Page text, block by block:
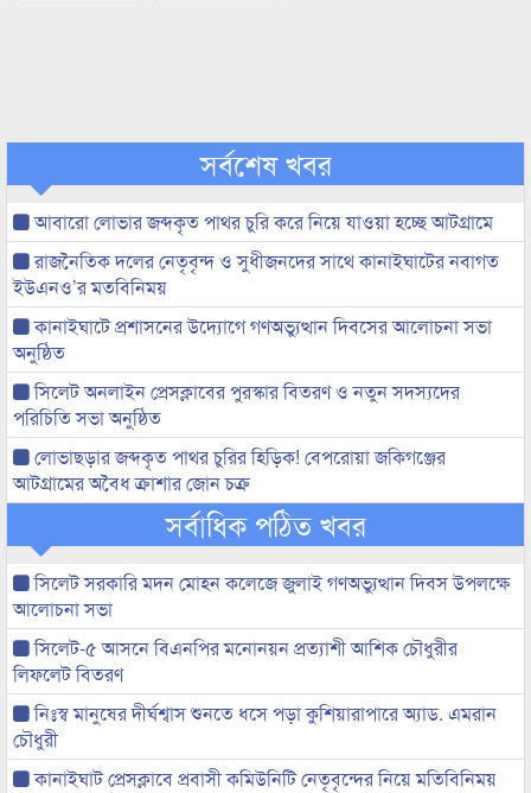
সর্বশেষ খবর
আবারো লোভার জব্দকৃত পাথর চুরি করে নিয়ে যাওয়া হচ্ছে আটগ্রামে
রাজনৈতিক দলের নেতৃবৃন্দ ও সুধীজনদের সাথে কানাইঘাটের নবাগত
ইউএনও’র মতবিনিময়
কানাইঘাটে প্রশাসনের উদ্যোগে গণঅভ্যুত্থান দিবসের আলোচনা সভা
অনুষ্ঠিত
সিলেট অনলাইন প্রেসক্লাবের পুরস্কার বিতরণ ও নতুন সদস্যদের
পরিচিতি সভা অনুষ্ঠিত
লোভাছড়ার জব্দকৃত পাথর চুরির হিড়িক! বেপরোয়া জকিগঞ্জের
আটগ্রামের অবৈধ ক্রাশার জোন চক্র
সর্বাধিক পঠিত খবর
সিলেট সরকারি মদন মোহন কলেজে জুলাই গণঅভ্যুত্থান দিবস উপলক্ষে
আলোচনা সভা
সিলেট-৫ আসনে বিএনপির মনোনয়ন প্রত্যাশী আশিক চৌধুরীর
লিফলেট বিতরণ
নিঃস্ব মানুষের দীর্ঘশ্বাস শুনতে ধসে পড়া কুশিয়ারাপারে অ্যাড. এমরান
চৌধুরী
কানাইঘাট প্রেসক্লাবে প্রবাসী কমিউনিটি নেতৃবৃন্দের নিয়ে মতিবিনিময়